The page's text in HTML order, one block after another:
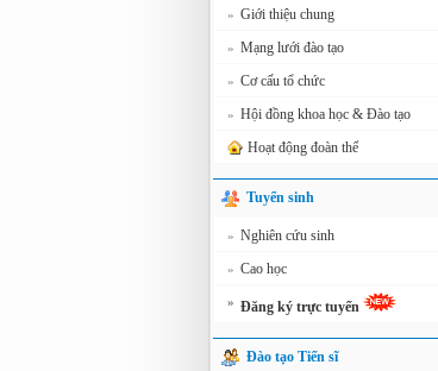
» Giới thiệu chung
» Mạng lưới đào tạo
» Cơ cấu tổ chức
» Hội đồng khoa học & Đào tạo
Hoạt động đoàn thể
Tuyển sinh
» Nghiên cứu sinh
» Cao học
» Đăng ký trực tuyến
Đào tạo Tiến sĩ